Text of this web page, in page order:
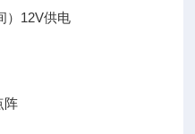
12V供电
阵